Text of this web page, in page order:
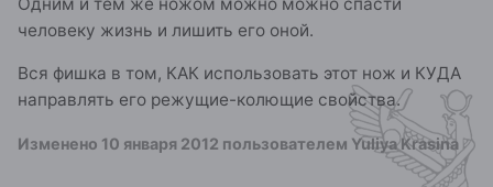
человеку жизнь и лишить его оной.
Вся фишка в том, КАК использовать этот нож и КУДА
направлять его режущие-колющие свойства.
Изменено 10 января 2012 пользователем Yuliya Krasina